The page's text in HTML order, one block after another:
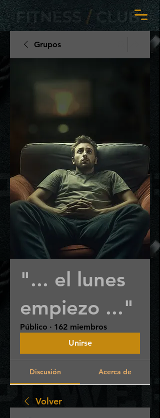
Grupos
"... el lunes
empiezo ..."
Público · 162 miembros
Unirse
Discusión Acerca de
Volver